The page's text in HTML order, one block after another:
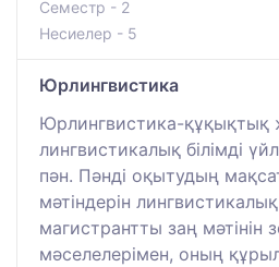
Семестр - 2
Несиелер - 5
Юрлингвистика
Юрлингвистика-құқықтық
лингвистикалық білімді
пән. Пәнді оқытудың
мәтіндерін
магистрантты заң мәтінін
мәселелерімен, оның